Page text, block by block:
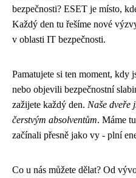
bezpečnosti? ESET je místo,
Každý den tu řešíme nové
v oblasti IT bezpečnosti.
Pamatujete si ten moment, kdy
nebo objevili bezpečnostní
zažijete každý den. Naše dveře
čerstvým absolventům. Máme
začínali přesně jako vy - plní
Co u nás můžete dělat? Od